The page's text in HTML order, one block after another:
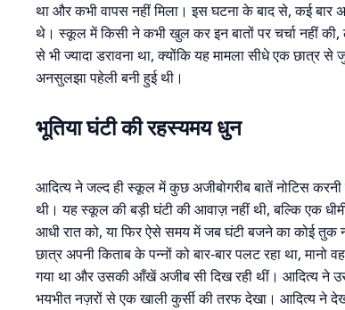
था और कभी वापस नहीं मिला। इस घटना के बाद से, कई
थे। स्कूल में किसी ने कभी खुल कर इन बातों पर चर्चा नहीं
से भी ज्यादा डरावना था, क्योंकि यह मामला सीधे एक
अनसुलझा पहेली बनी हुई थी।
भूतिया घंटी की रहस्यमय धुन
आदित्य ने जल्द ही स्कूल में कुछ अजीबोगरीब बातें नोटिस
थी। यह स्कूल की बड़ी घंटी की आवाज़ नहीं थी, बल्कि एक
आधी रात को, या फिर ऐसे समय में जब घंटी बजने का कोई
छात्र अपनी किताब के पन्नों को बार-बार पलट रहा था,
गया था और उसकी आँखें अजीब सी दिख रही थीं। आदित्य ने
भयभीत नज़रों से एक खाली कुर्सी की तरफ देखा। आदित्य ने